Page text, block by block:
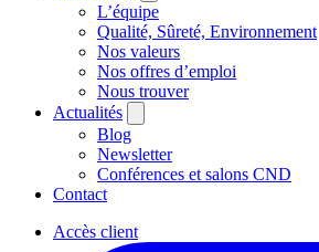
L’équipe
Qualité, Sûreté, Environnement
Nos valeurs
Nos offres d’emploi
Nous trouver
Actualités
Blog
Newsletter
Conférences et salons CND
Contact
Accès client